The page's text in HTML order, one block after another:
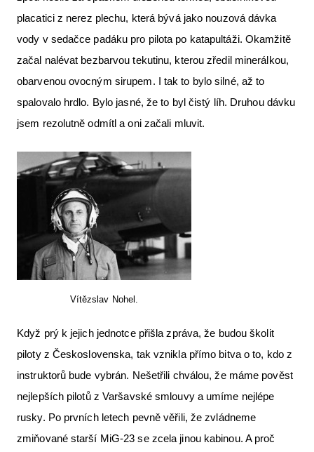
placatici z nerez plechu, která bývá jako nouzová dávka
vody v sedačce padáku pro pilota po katapultáži. Okamžitě
začal nalévat bezbarvou tekutinu, kterou zředil minerálkou,
obarvenou ovocným sirupem. I tak to bylo silné, až to
spalovalo hrdlo. Bylo jasné, že to byl čistý líh. Druhou dávku
jsem rezolutně odmítl a oni začali mluvit.
Vítězslav Nohel.
Když prý k jejich jednotce přišla zpráva, že budou školit
piloty z Československa, tak vznikla přímo bitva o to, kdo z
instruktorů bude vybrán. Nešetřili chválou, že máme pověst
nejlepších pilotů z Varšavské smlouvy a umíme nejlépe
rusky. Po prvních letech pevně věřili, že zvládneme
zmiňované starší MiG-23 se zcela jinou kabinou. A proč